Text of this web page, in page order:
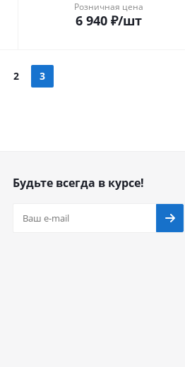
Розничная цена
6 940₽/шт
2 3
Будьте всегда в курсе!